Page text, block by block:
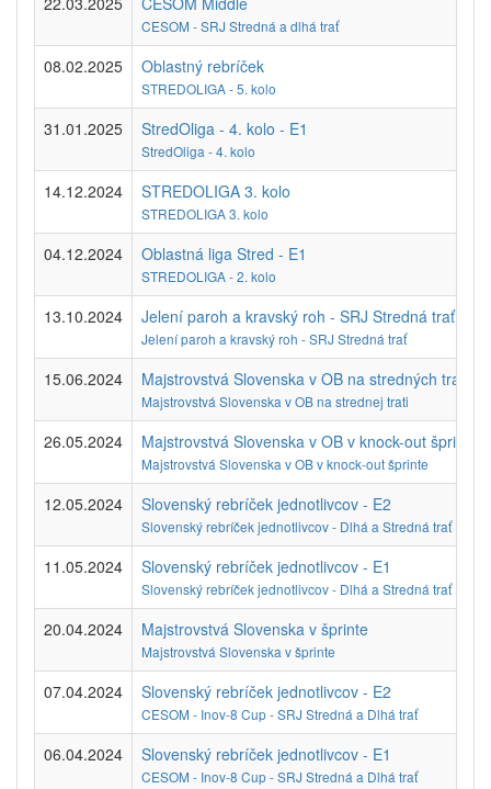
CESOM - SRJ Stredná a dlhá trať
08.02.2025 Oblastný rebríček
STREDOLIGA - 5. kolo
31.01.2025 StredOliga - 4. kolo - E1
StredOliga - 4. kolo
14.12.2024 STREDOLIGA 3. kolo
STREDOLIGA 3. kolo
04.12.2024 Oblastná liga Stred - E1
STREDOLIGA - 2. kolo
13.10.2024 Jelení paroh a kravský roh - SRJ Stredná trať - E1
Jelení paroh a kravský roh - SRJ Stredná trať
15.06.2024 Majstrovstvá Slovenska v OB na stredných
Majstrovstvá Slovenska v OB na strednej trati
26.05.2024 Majstrovstvá Slovenska v OB v knock-out šprinte
Majstrovstvá Slovenska v OB v knock-out šprinte
12.05.2024 Slovenský rebríček jednotlivcov - E2
Slovenský rebríček jednotlivcov - Dlhá a Stredná trať
11.05.2024 Slovenský rebríček jednotlivcov - E1
Slovenský rebríček jednotlivcov - Dlhá a Stredná trať
20.04.2024 Majstrovstvá Slovenska v šprinte
Majstrovstvá Slovenska v šprinte
07.04.2024 Slovenský rebríček jednotlivcov - E2
CESOM - Inov-8 Cup - SRJ Stredná a Dlhá trať
06.04.2024 Slovenský rebríček jednotlivcov - E1
CESOM - Inov-8 Cup - SRJ Stredná a Dlhá trať